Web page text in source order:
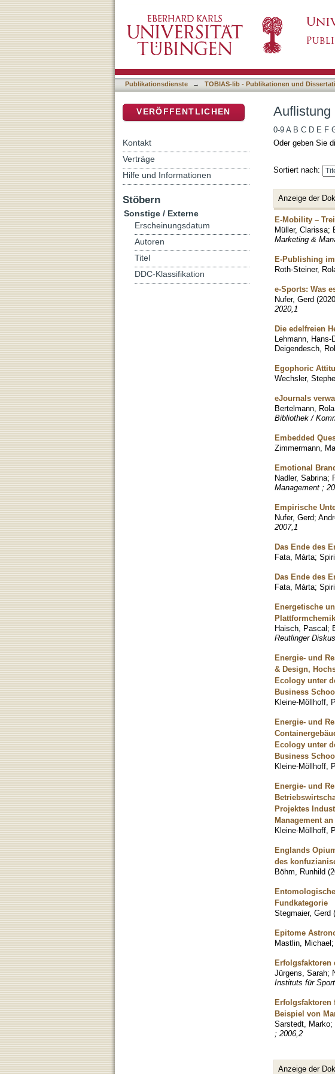
Publikationsdienste → TOBIAS-lib - Publikationen und
Auflistung
0-9 A B C D E F
Oder geben Sie
Sortiert nach:
Anzeige der
E-Mobility –
Müller, Clarissa;
Marketing &
E-Publishing
Roth-Steiner,
e-Sports: Was
Nufer, Gerd (
2020,1
Die edelfreien
Lehmann, Hans-
Deigendesch,
Egophoric
Wechsler,
eJournals
Bertelmann,
Bibliothek /
Embedded
Zimmermann,
Emotional
Nadler, Sabrina;
Management ;
Empirische
Nufer, Gerd;
2007,1
Das Ende des
Fata, Márta;
Das Ende des
Fata, Márta;
Energetische
Haisch, Pascal;
Reutlinger
Energie- und
& Design,
Ecology unter
Business
Kleine-Möllhoff,
Energie- und
Ecology unter
Business
Kleine-Möllhoff,
Energie- und
Projektes
Management
Kleine-Möllhoff,
Englands
des
Böhm, Runhild (
Fundkategorie
Stegmaier, Gerd (
Epitome
Mastlin, Michael;
Erfolgsfaktoren
Jürgens, Sarah;
Instituts für
Erfolgsfaktoren
Beispiel von
Sarstedt, Marko;
; 2006,2
Anzeige der
VERÖFFENTLICHEN
Kontakt
Verträge
Hilfe und Informationen
Stöbern
Sonstige / Externe
Erscheinungsdatum
Autoren
Titel
DDC-Klassifikation